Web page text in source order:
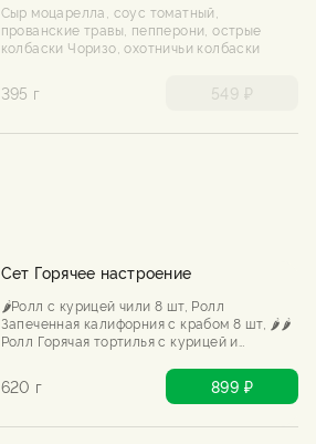
Сыр моцарелла, соус томатный,
прованские травы, пепперони, острые
колбаски Чоризо, охотничьи колбаски
395 г 549 ₽
Сет Горячее настроение
🌶️Ролл с курицей чили 8 шт, Ролл
Запеченная калифорния с крабом 8 шт, 🌶️🌶️
Ролл Горячая тортилья с курицей и
620 г 899 ₽